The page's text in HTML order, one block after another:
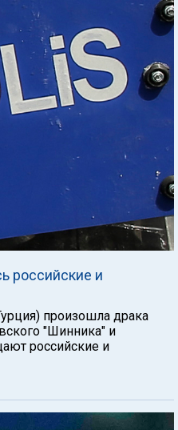
российские и
произошла драка
"Шинника" и
российские и